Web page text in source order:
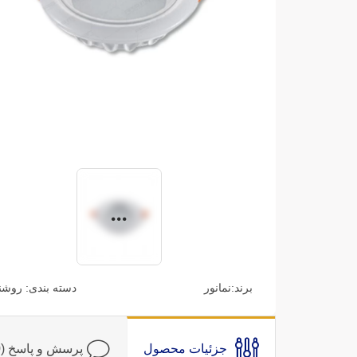
برند:نمانور دسته بندی:
جزئیات محصول پرسش و پاسخ (0)